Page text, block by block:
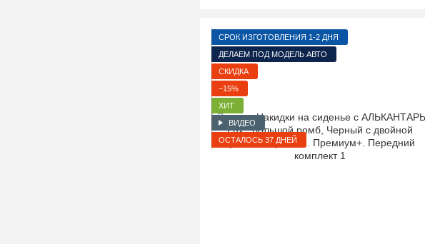
СРОК ИЗГОТОВЛЕНИЯ 1-2 ДНЯ
ДЕЛАЕМ ПОД МОДЕЛЬ АВТО
СКИДКА
−15%
ХИТ
ВИДЕО
ОСТАЛОСЬ 37 ДНЕЙ